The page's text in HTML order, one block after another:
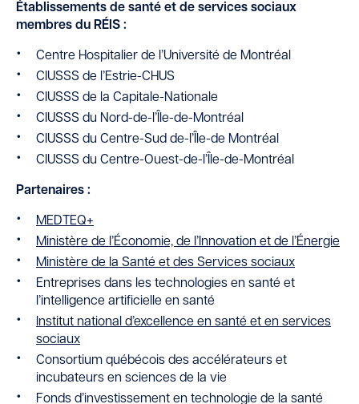
Établissements de santé et de services sociaux
membres du RÉIS :
Centre Hospitalier de l’Université de Montréal
CIUSSS de l’Estrie-CHUS
CIUSSS de la Capitale-Nationale
CIUSSS du Nord-de-l’Île-de-Montréal
CIUSSS du Centre-Sud de-l’Île-de Montréal
CIUSSS du Centre-Ouest-de-l’Île-de-Montréal
Partenaires :
MEDTEQ+
Ministère de l’Économie, de l’Innovation et de l’Énergie
Ministère de la Santé et des Services sociaux
Entreprises dans les technologies en santé et
l’intelligence artificielle en santé
Institut national d’excellence en santé et en services
sociaux
Consortium québécois des accélérateurs et
incubateurs en sciences de la vie
Fonds d’investissement en technologie de la santé